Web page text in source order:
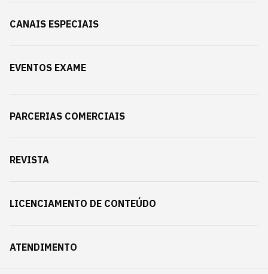
CANAIS ESPECIAIS
EVENTOS EXAME
PARCERIAS COMERCIAIS
REVISTA
LICENCIAMENTO DE CONTEÚDO
ATENDIMENTO